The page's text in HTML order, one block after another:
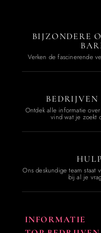
BIJZONDERE
Verken de fascinerende
Ontdek alle informatie
vind wat je zoekt
Ons deskundige team staat
bij al je
INFORMATIE